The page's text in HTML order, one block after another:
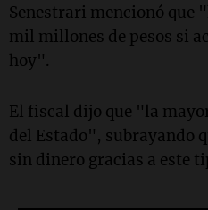
Senestrari mencionó que
mil millones de pesos si
hoy".
El fiscal dijo que "la
del Estado", subrayando
sin dinero gracias a este